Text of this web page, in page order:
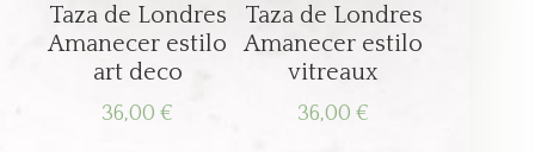
Taza de Londres
Amanecer estilo
art deco
36,00€
Taza de Londres
Amanecer estilo
vitreaux
36,00€